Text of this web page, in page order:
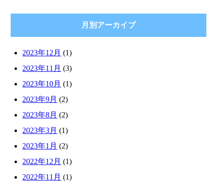
月別アーカイブ
2023年12月 (1)
2023年11月 (3)
2023年10月 (1)
2023年9月 (2)
2023年8月 (2)
2023年3月 (1)
2023年1月 (2)
2022年12月 (1)
2022年11月 (1)